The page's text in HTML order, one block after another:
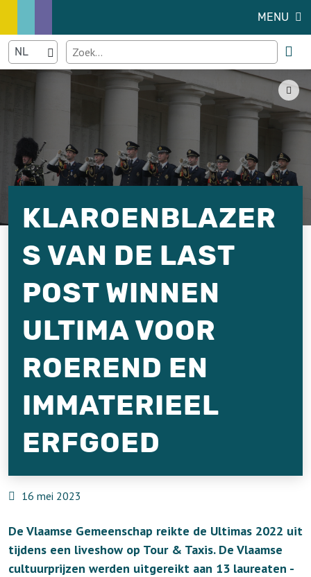
MENU
KLAROENBLAZER
S VAN DE LAST
POST WINNEN
ULTIMA VOOR
ROEREND EN
IMMATERIEEL
ERFGOED
16 mei 2023
De Vlaamse Gemeenschap reikte de Ultimas 2022 uit
tijdens een liveshow op Tour & Taxis. De Vlaamse
cultuurprijzen werden uitgereikt aan 13 laureaten -